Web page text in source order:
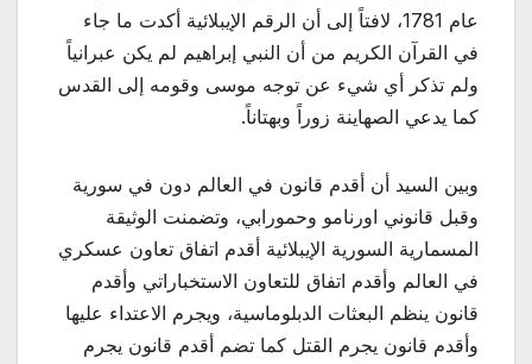
عام 1781، لافتاً إلى أن الرقم الإيبلائية أكدت ما جاء
في القرآن الكريم من أن النبي إبراهيم لم يكن عبرانياً
ولم تذكر أي شيء عن توجه موسى وقومه إلى القدس
كما يدعي الصهاينة زوراً وبهتاناً.
وبين السيد أن أقدم قانون في العالم دون في سورية
وقبل قانوني اورنامو وحمورابي، وتضمنت الوثيقة
المسمارية السورية الإيبلائية أقدم اتفاق تعاون عسكري
في العالم وأقدم اتفاق للتعاون الاستخباراتي وأقدم
قانون ينظم البعثات الدبلوماسية، ويجرم الاعتداء عليها
وأقدم قانون يجرم القتل كما تضم أقدم قانون يجرم